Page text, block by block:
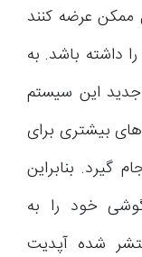
ممکن عرضه کنند
داشته باشد. به
این سیستم
بیشتری برای
بنابراین
خود را به
شده آپدیت